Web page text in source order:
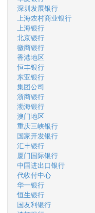
深圳发展银行
上海农村商业银行
上海银行
北京银行
徽商银行
香港地区
恒丰银行
东亚银行
集团公司
浙商银行
渤海银行
澳门地区
重庆三峡银行
国家开发银行
汇丰银行
厦门国际银行
中国进出口银行
代收付中心
华一银行
恒生银行
国友利银行